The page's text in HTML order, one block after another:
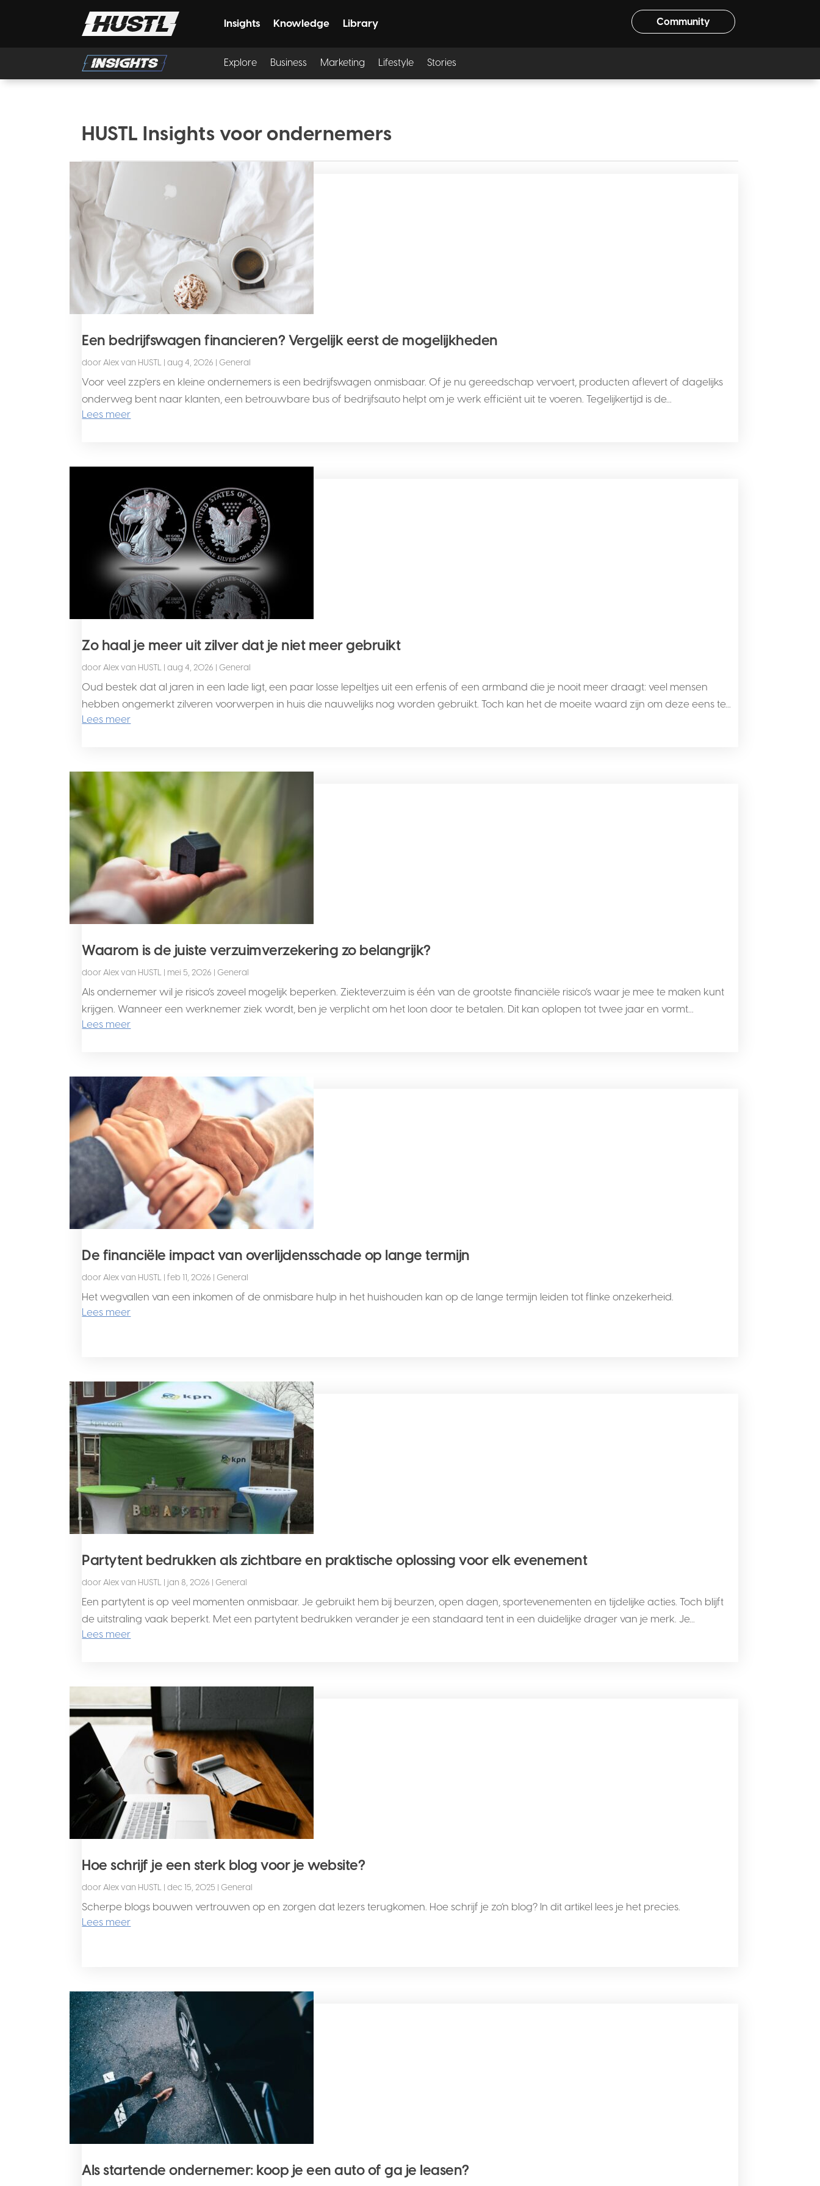
Insights Knowledge Library Community
Explore Business Marketing Lifestyle Stories
HUSTL Insights voor ondernemers
Een bedrijfswagen financieren? Vergelijk eerst de mogelijkheden
doorAlex van HUSTL |aug 4, 2026 | General
Voor veel zzp'ers en kleine ondernemers is een bedrijfswagen onmisbaar. Of je nu gereedschap vervoert, producten aflevert of dagelijks
onderweg bent naar klanten, een betrouwbare bus of bedrijfsauto helpt om je werk efficiënt uit te voeren. Tegelijkertijd is de...
Lees meer
Zo haal je meer uit zilver dat je niet meer gebruikt
doorAlex van HUSTL |aug 4, 2026 | General
Oud bestek dat al jaren in een lade ligt, een paar losse lepeltjes uit een erfenis of een armband die je nooit meer draagt: veel mensen
hebben ongemerkt zilveren voorwerpen in huis die nauwelijks nog worden gebruikt. Toch kan het de moeite waard zijn om deze eens te...
Lees meer
Waarom is de juiste verzuimverzekering zo belangrijk?
doorAlex van HUSTL | mei 5, 2026 | General
Als ondernemer wil je risico’s zoveel mogelijk beperken. Ziekteverzuim is één van de grootste financiële risico’s waar je mee te maken kunt
krijgen. Wanneer een werknemer ziek wordt, ben je verplicht om het loon door te betalen. Dit kan oplopen tot twee jaar en vormt...
Lees meer
De financiële impact van overlijdensschade op lange termijn
doorAlex van HUSTL |feb 11, 2026 | General
Het wegvallen van een inkomen of de onmisbare hulp in het huishouden kan op de lange termijn leiden tot flinke onzekerheid.
Lees meer
Partytent bedrukken als zichtbare en praktische oplossing voor elk evenement
doorAlex van HUSTL | jan 8, 2026 | General
Een partytent is op veel momenten onmisbaar. Je gebruikt hem bij beurzen, open dagen, sportevenementen en tijdelijke acties. Toch blijft
de uitstraling vaak beperkt. Met een partytent bedrukken verander je een standaard tent in een duidelijke drager van je merk. Je...
Lees meer
Hoe schrijf je een sterk blog voor je website?
doorAlex van HUSTL |dec 15, 2025 | General
Scherpe blogs bouwen vertrouwen op en zorgen dat lezers terugkomen. Hoe schrijf je zo’n blog? In dit artikel lees je het precies.
Lees meer
Als startende ondernemer: koop je een auto of ga je leasen?